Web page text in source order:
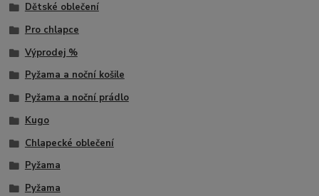
Dětské oblečení
Pro chlapce
Výprodej %
Pyžama a noční košile
Pyžama a noční prádlo
Kugo
Chlapecké oblečení
Pyžama
Pyžama